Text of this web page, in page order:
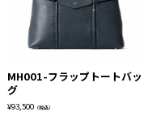
MH001-フラップトートバッ
グ
¥93,500（税込）